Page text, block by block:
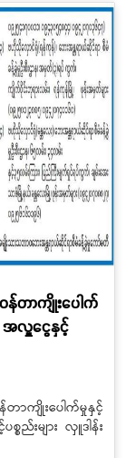
န်တာကျိုးပေါက်
အလှူငွေနှင့်
ာကျိုးပေါက်မှုနှင့်
ည်းများ လှူဒါန်း